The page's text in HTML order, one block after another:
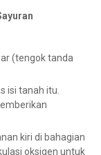
(tengok tanda
isi tanah itu.
kiri di bahagian
oksigen untuk